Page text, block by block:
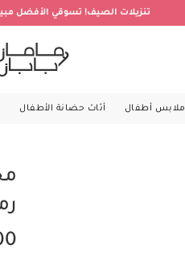
تنزيلات الصيف! تسوقي الأفضل مبيعًا
ملابس أطفال أثاث حضانة الأطفال